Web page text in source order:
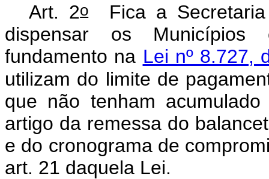
Art. 2oFica a Secretaria
dispensar os Municípios
fundamento na Lei nº 8.727,
utilizam do limite de
que não tenham
artigo da remessa do
e do cronograma de
art. 21 daquela Lei.